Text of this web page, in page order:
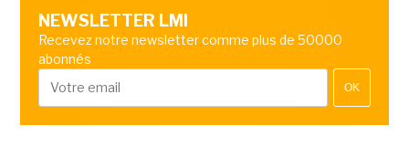
NEWSLETTER LMI
Recevez notre newsletter comme plus de 50000
abonnés
OK